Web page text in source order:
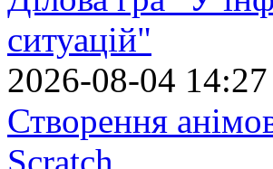
ситуацій"
2026-08-04 14:27
Створення